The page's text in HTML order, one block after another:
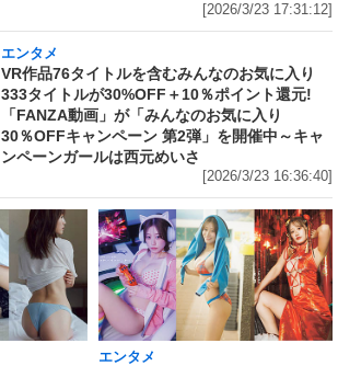
[2026/3/23 17:31:12]
エンタメ
VR作品76タイトルを含むみんなのお気に入り
333タイトルが30%OFF＋10％ポイント還元!
「FANZA動画」が「みんなのお気に入り
30％OFFキャンペーン 第2弾」を開催中～キャ
ンペーンガールは西元めいさ
[2026/3/23 16:36:40]
エンタメ